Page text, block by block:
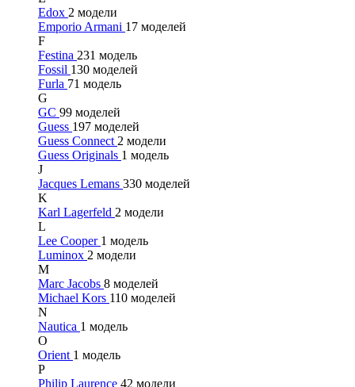
Edox 2 модели
Emporio Armani 17 моделей
F
Festina 231 модель
Fossil 130 моделей
Furla 71 модель
G
GC 99 моделей
Guess 197 моделей
Guess Connect 2 модели
Guess Originals 1 модель
J
Jacques Lemans 330 моделей
K
Karl Lagerfeld 2 модели
L
Lee Cooper 1 модель
Luminox 2 модели
M
Marc Jacobs 8 моделей
Michael Kors 110 моделей
N
Nautica 1 модель
O
Orient 1 модель
P
Philip Laurence 42 модели